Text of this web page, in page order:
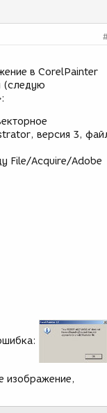
в CorelPainter
(следую
версия 3,
File/Acquire/Adobe
изображение,